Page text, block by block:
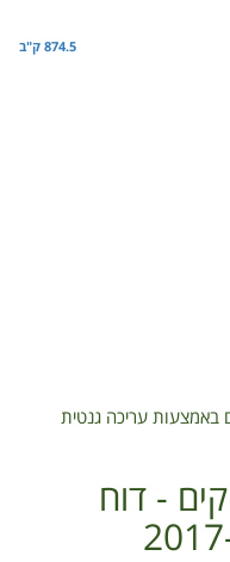
874.5 ק"ב
באמצעות עריכה גנטית
- דוח